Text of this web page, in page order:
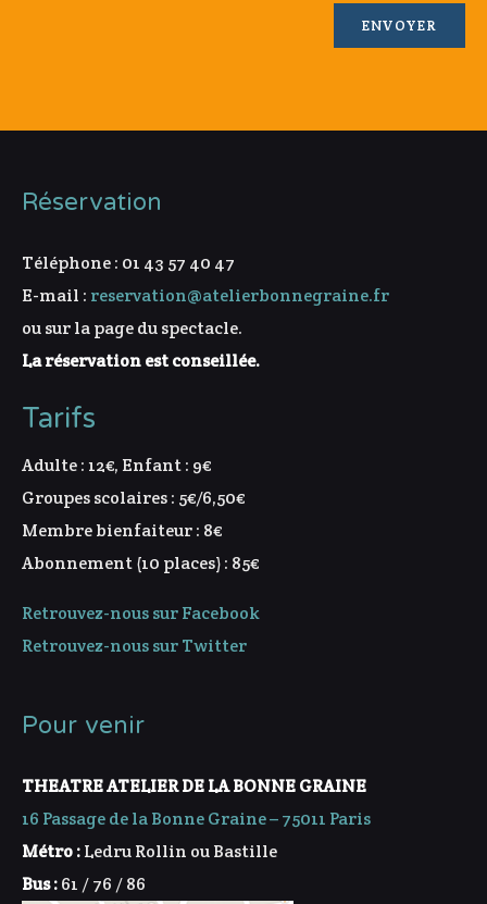
Réservation
Téléphone : 01 43 57 40 47
E-mail : reservation@atelierbonnegraine.fr
ou sur la page du spectacle.
La réservation est conseillée.
Tarifs
Adulte : 12€, Enfant : 9€
Groupes scolaires : 5€/6,50€
Membre bienfaiteur : 8€
Abonnement (10 places) : 85€
Retrouvez-nous sur Facebook
Retrouvez-nous sur Twitter
Pour venir
THEATRE ATELIER DE LA BONNE GRAINE
16 Passage de la Bonne Graine – 75011 Paris
Métro :Ledru Rollin ou Bastille
Bus :61 / 76 / 86